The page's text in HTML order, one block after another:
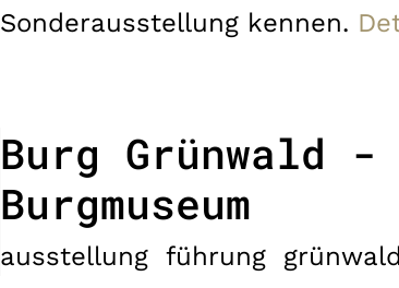
Sonderausstellung kennen.
Burg Grünwald -
Burgmuseum
ausstellung führung
grünwald